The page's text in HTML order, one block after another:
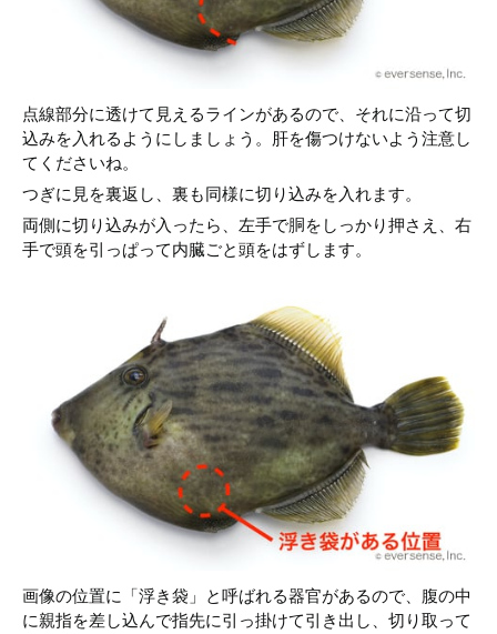
点線部分に透けて見えるラインがあるので、それに沿って切
込みを入れるようにしましょう。肝を傷つけないよう注意し
てくださいね。
つぎに見を裏返し、裏も同様に切り込みを入れます。
両側に切り込みが入ったら、左手で胴をしっかり押さえ、右
手で頭を引っぱって内臓ごと頭をはずします。
画像の位置に「浮き袋」と呼ばれる器官があるので、腹の中
に親指を差し込んで指先に引っ掛けて引き出し、切り取って